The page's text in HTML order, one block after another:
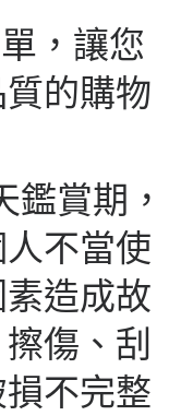
，讓您
的購物
賞期，
不當使
造成故
傷、刮
不完整